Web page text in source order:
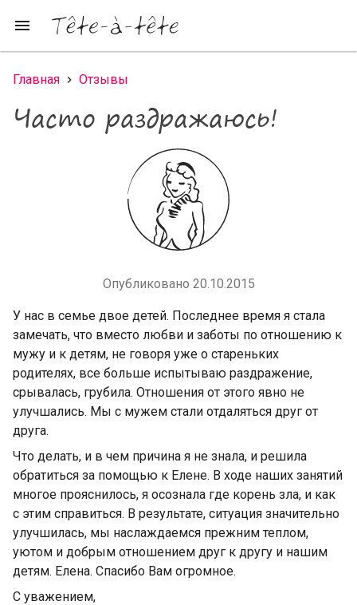
menu
Вы здесь
Главная Отзывы
Часто раздражаюсь!
Опубликовано 20.10.2015
У нас в семье двое детей. Последнее время я стала
замечать, что вместо любви и заботы по отношению к
мужу и к детям, не говоря уже о стареньких
родителях, все больше испытываю раздражение,
срывалась, грубила. Отношения от этого явно не
улучшались. Мы с мужем стали отдаляться друг от
друга.
Что делать, и в чем причина я не знала, и решила
обратиться за помощью к Елене. В ходе наших занятий
многое прояснилось, я осознала где корень зла, и как
с этим справиться. В результате, ситуация значительно
улучшилась, мы наслаждаемся прежним теплом,
уютом и добрым отношением друг к другу и нашим
детям. Елена. Спасибо Вам огромное.
С уважением,